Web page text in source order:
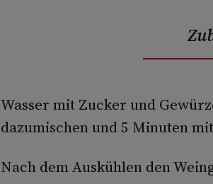
Wasser mit Zucker und
dazumischen und 5 Minuten
Nach dem Auskühlen den